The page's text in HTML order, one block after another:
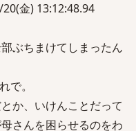
金) 13:12:48.94
ぶちまけてしまったん
で。
か、いけんことだって
さんを困らせるのをわ